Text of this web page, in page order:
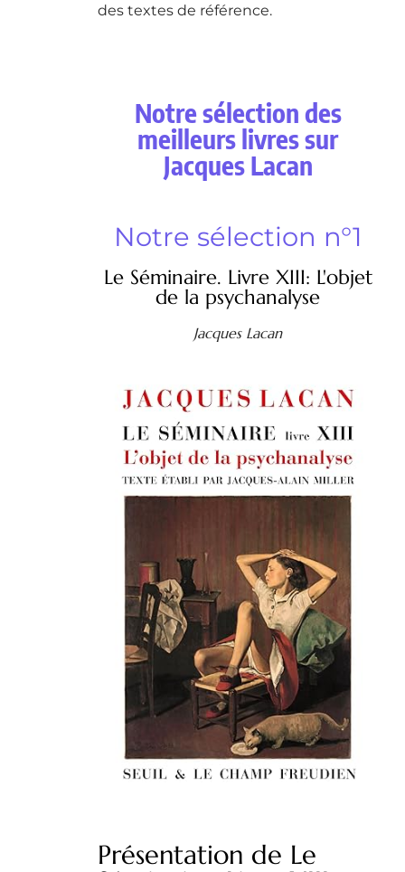
des textes de référence.
Notre sélection des
meilleurs livres sur
Jacques Lacan
Notre sélection n°1
Le Séminaire. Livre XIII: L'objet
de la psychanalyse
Jacques Lacan
Présentation de Le